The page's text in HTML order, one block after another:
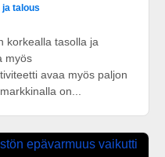
talous
korkealla tasolla ja
myös
avaa myös paljon
on...